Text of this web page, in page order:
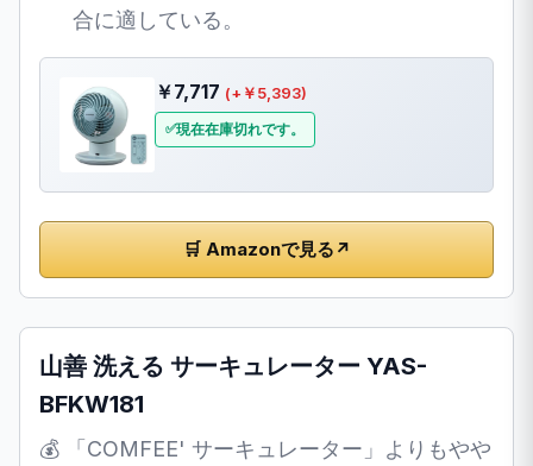
合に適している。
￥7,717 (+￥5,393)
現在在庫切れです。
🛒 Amazonで見る ↗
山善 洗える サーキュレーター YAS-
BFKW181
💰 「COMFEE' サーキュレーター」よりもやや